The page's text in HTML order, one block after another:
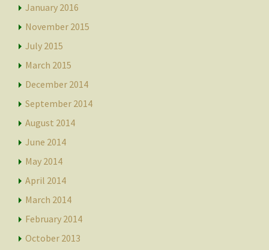
January 2016
November 2015
July 2015
March 2015
December 2014
September 2014
August 2014
June 2014
May 2014
April 2014
March 2014
February 2014
October 2013